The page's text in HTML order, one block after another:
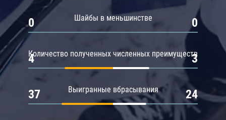
Шайбы в меньшинстве
0 0
Количество полученных численных преимуществ
4 3
Выигранные вбрасывания
37 24